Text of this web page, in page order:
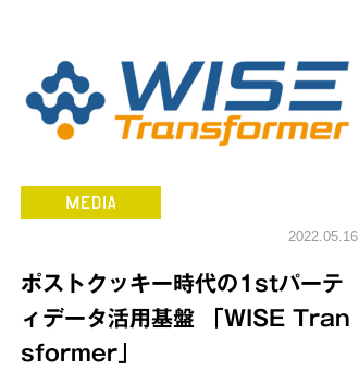
2022.05.16
ポストクッキー時代の1stパーテ
ィデータ活用基盤 「WISE Tran
sformer」